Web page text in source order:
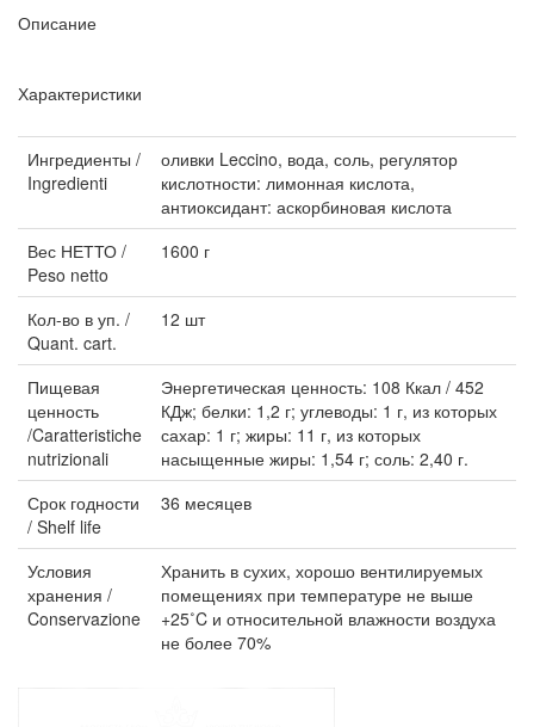
Описание
Характеристики
Ингредиенты /
Ingredienti
оливки Leccino, вода, соль, регулятор
кислотности: лимонная кислота,
антиоксидант: аскорбиновая кислота
Вес НЕТТО /
Peso netto
1600 г
Кол-во в уп. /
Quant. cart.
12 шт
Пищевая
ценность
/Caratteristiche
nutrizionali
Энергетическая ценность: 108 Ккал / 452
КДж; белки: 1,2 г; углеводы: 1 г, из которых
сахар: 1 г; жиры: 11 г, из которых
насыщенные жиры: 1,54 г; соль: 2,40 г.
Срок годности
/ Shelf life
36 месяцев
Условия
хранения /
Conservazione
Хранить в сухих, хорошо вентилируемых
помещениях при температуре не выше
+25˚C и относительной влажности воздуха
не более 70%